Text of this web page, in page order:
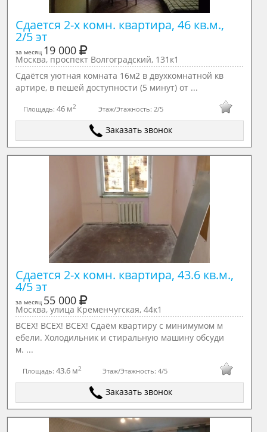
Сдается 2-х комн. квартира, 46 кв.м.,
2/5 эт
за месяц 19 000
Москва, проспект Волгоградский, 131к1
Сдаётся уютная комната 16м2 в двухкомнатной кв
артире, в пешей доступности (5 минут) от ...
Площадь:46 м2 Этаж/Этажность: 2/5
Заказать звонок
Сдается 2-х комн. квартира, 43.6 кв.м.,
4/5 эт
за месяц 55 000
Москва, улица Кременчугская, 44к1
ВСЕХ! ВСЕХ! ВСЕХ! Сдаём квартиру с минимумом м
ебели. Холодильник и стиральную машину обсуди
м. ...
Площадь:43.6 м2 Этаж/Этажность:4/5
Заказать звонок